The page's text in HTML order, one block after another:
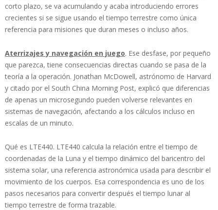
corto plazo, se va acumulando y acaba introduciendo errores
crecientes si se sigue usando el tiempo terrestre como única
referencia para misiones que duran meses o incluso años.
Aterrizajes y navegación en juego. Ese desfase, por pequeño
que parezca, tiene consecuencias directas cuando se pasa de la
teoría a la operación. Jonathan McDowell, astrónomo de Harvard
y citado por el South China Morning Post, explicó que diferencias
de apenas un microsegundo pueden volverse relevantes en
sistemas de navegación, afectando a los cálculos incluso en
escalas de un minuto.
Qué es LTE440. LTE440 calcula la relación entre el tiempo de
coordenadas de la Luna y el tiempo dinámico del baricentro del
sistema solar, una referencia astronómica usada para describir el
movimiento de los cuerpos. Esa correspondencia es uno de los
pasos necesarios para convertir después el tiempo lunar al
tiempo terrestre de forma trazable.